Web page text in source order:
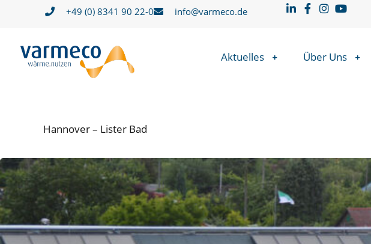
+49 (0) 8341 90 22-0 info@varmeco.de
Aktuelles Über Uns
Hannover – Lister Bad